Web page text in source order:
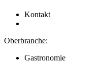
Kontakt
Oberbranche:
Gastronomie